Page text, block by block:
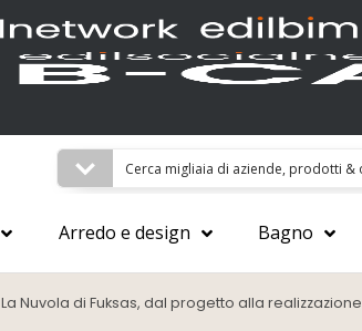
Arredo e design Bagno
La Nuvola di Fuksas, dal progetto alla realizzazione